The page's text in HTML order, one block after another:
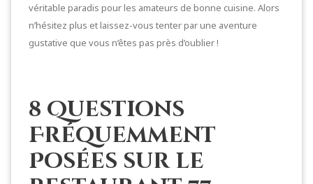
véritable paradis pour les amateurs de bonne cuisine. Alors
n’hésitez plus et laissez-vous tenter par une aventure
gustative que vous n’êtes pas près d’oublier !
8 Questions
Fréquemment
Posées sur le